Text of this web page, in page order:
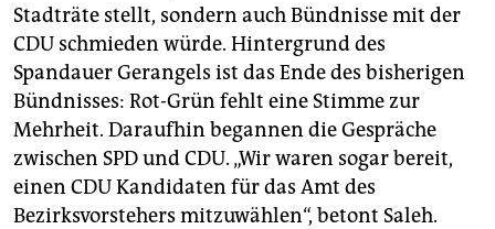
Stadträte stellt, sondern auch Bündnisse mit der
CDU schmieden würde. Hintergrund des
Spandauer Gerangels ist das Ende des bisherigen
Bündnisses: Rot-Grün fehlt eine Stimme zur
Mehrheit. Daraufhin begannen die Gespräche
zwischen SPD und CDU. „Wir waren sogar bereit,
einen CDU Kandidaten für das Amt des
Bezirksvorstehers mitzuwählen“, betont Saleh.